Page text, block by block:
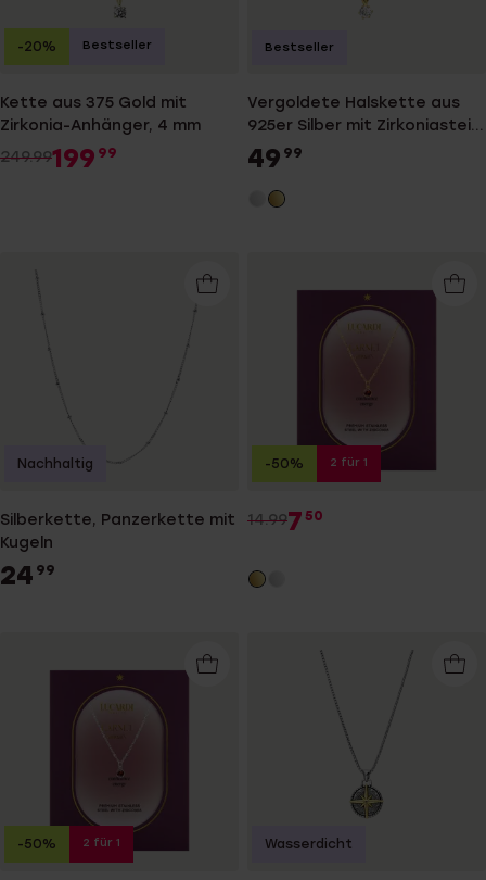
Kette aus 375 Gold mit
Zirkonia-Anhänger, 4 mm
249.99199 99
-20% Bestseller
Vergoldete Halskette aus
925er Silber mit Zirkoniastein
besetztem Anhänger
49 99
Bestseller
Silberkette, Panzerkette mit
Kugeln
24 99
Nachhaltig
14.997 50
-50% 2 für 1
-50% 2 für 1 Wasserdicht